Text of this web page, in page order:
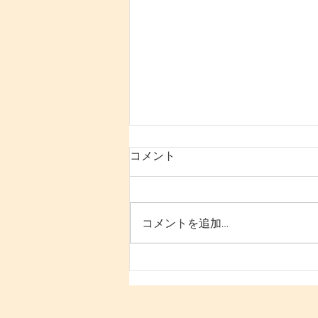
は“姿勢と回復力の低下”にあ
コメント
コメントを追加…